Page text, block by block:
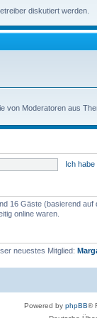
diskutiert werden.
von Moderatoren aus
Ich
16 Gäste (basierend
online waren.
neuestes Mitglied:
Powered by phpBB®